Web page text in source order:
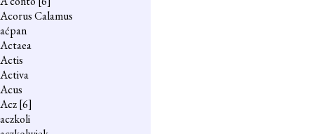
Acorus Calamus
aćpan
Actaea
Actis
Activa
Acus
Acz[6]
aczkoli